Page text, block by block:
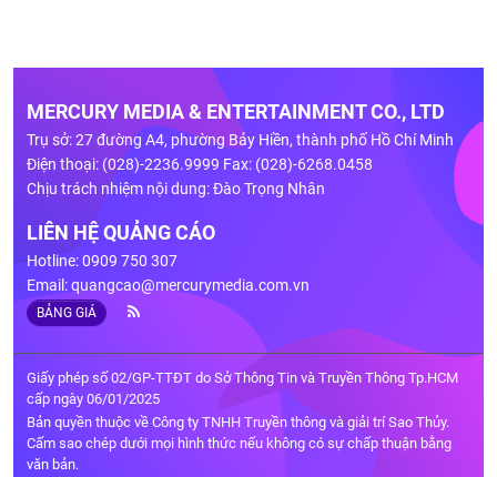
MERCURY MEDIA & ENTERTAINMENT CO., LTD
Trụ sở: 27 đường A4, phường Bảy Hiền, thành phố Hồ Chí Minh
Điện thoại: (028)-2236.9999 Fax: (028)-6268.0458
Chịu trách nhiệm nội dung: Đào Trọng Nhân
LIÊN HỆ QUẢNG CÁO
Hotline: 0909 750 307
Email:quangcao@mercurymedia.com.vn
BẢNG GIÁ
Giấy phép số 02/GP-TTĐT do Sở Thông Tin và Truyền Thông Tp.HCM
cấp ngày 06/01/2025
Bản quyền thuộc về Công ty TNHH Truyền thông và giải trí Sao Thủy.
Cấm sao chép dưới mọi hình thức nếu không có sự chấp thuận bằng
văn bản.